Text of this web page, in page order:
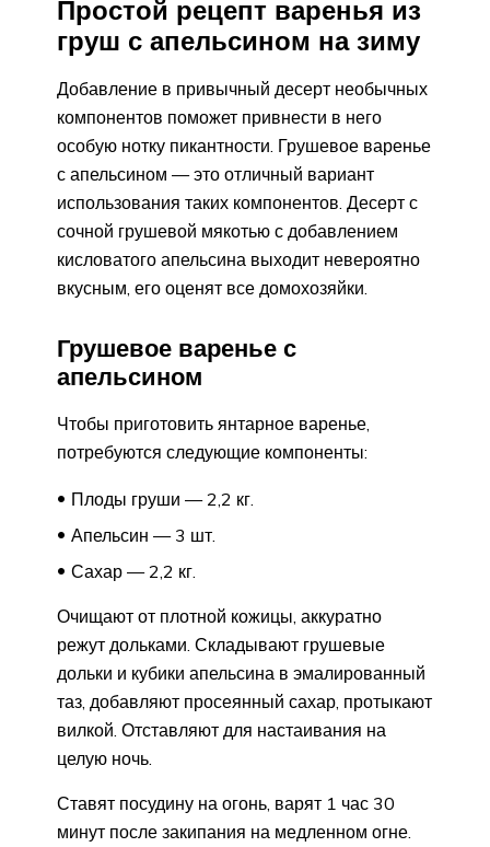
Простой рецепт варенья из
груш с апельсином на зиму
Добавление в привычный десерт необычных
компонентов поможет привнести в него
особую нотку пикантности. Грушевое варенье
с апельсином — это отличный вариант
использования таких компонентов. Десерт с
сочной грушевой мякотью с добавлением
кисловатого апельсина выходит невероятно
вкусным, его оценят все домохозяйки.
Грушевое варенье с
апельсином
Чтобы приготовить янтарное варенье,
потребуются следующие компоненты:
Плоды груши — 2,2 кг.
Апельсин — 3 шт.
Сахар — 2,2 кг.
Очищают от плотной кожицы, аккуратно
режут дольками. Складывают грушевые
дольки и кубики апельсина в эмалированный
таз, добавляют просеянный сахар, протыкают
вилкой. Отставляют для настаивания на
целую ночь.
Ставят посудину на огонь, варят 1 час 30
минут после закипания на медленном огне.